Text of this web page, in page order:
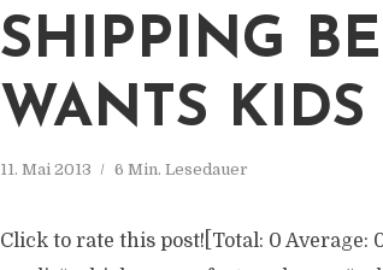
SHIPPING
WANTS KIDS
11. Mai 2013 6 Min. Lesedauer
Click to rate this post![Total: 0